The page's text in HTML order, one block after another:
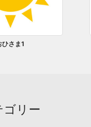
ひさま1
ゴリー